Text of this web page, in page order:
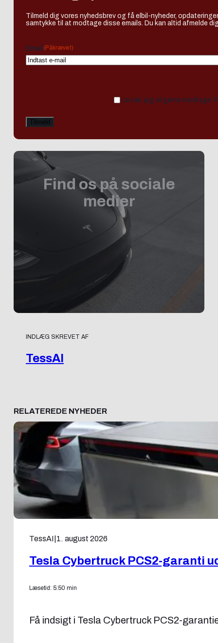
Tilmeld dig vores nyhedsbrev og få elbil-nyheder,
samtykke til at modtage disse emails. Du kan altid afmelde
Email (Påkrævet)
Ja tak, jeg vil gerne modtage
Find os på sociale
medier
INDLÆG SKREVET AF
TessAI
RELATEREDE NYHEDER
TessAI 1. august 2026
Tesla Cybertruck PCS2-garanti
Læsetid: 5:50 min
Få indsigt i Tesla Cybertruck PCS2-